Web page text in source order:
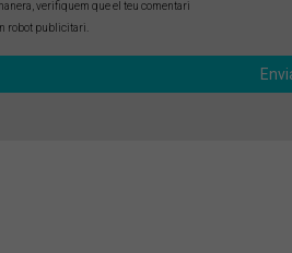
verifiquem que el teu comentari
robot publicitari.